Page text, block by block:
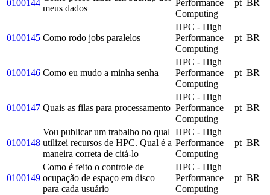
0100144
meus dados
Performance
Computing
pt_BR
0100145 Como rodo jobs paralelos
HPC - High
Performance
Computing
pt_BR
0100146 Como eu mudo a minha senha
HPC - High
Performance
Computing
pt_BR
0100147 Quais as filas para processamento
HPC - High
Performance
Computing
pt_BR
0100148
Vou publicar um trabalho no qual
utilizei recursos de HPC. Qual é a
maneira correta de citá-lo
HPC - High
Performance
Computing
pt_BR
0100149
Como é feito o controle de
ocupação de espaço em disco
para cada usuário
HPC - High
Performance
Computing
pt_BR